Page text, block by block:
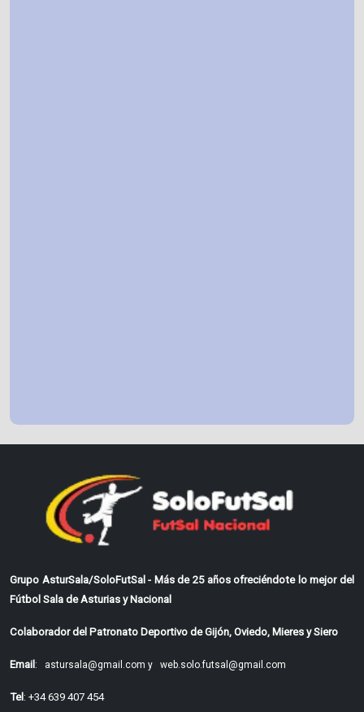
Grupo AsturSala/SoloFutSal - Más de 25 años ofreciéndote lo mejor del
Fútbol Sala de Asturias y Nacional
Colaborador del Patronato Deportivo de Gijón, Oviedo, Mieres y Siero
Email: astursala@gmail.com y web.solo.futsal@gmail.com
Tel: +34 639 407 454